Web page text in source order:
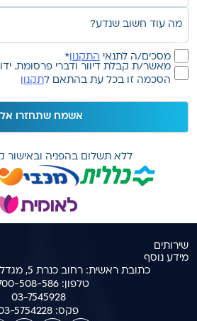
חשוב
שנדע?
הסכמה
לתקנון
(חובה)
מסכים/ה לתנאי התקנון *
הסכמה
לקבלת
דיווור
פרסומת
מאשר/ת קבלת דיוור ודברי פרסומת.
הסכמה זו בכל עת בהתאם לתקנון
ללא תשלום בהפניה ובאישור
שירותים
מידע נוסף
כתובת ראשית: רחוב כנרת 5, מגדל בסר 3 , בני ברק
טלפון:508-586
03-7545928
פקס: 5754228